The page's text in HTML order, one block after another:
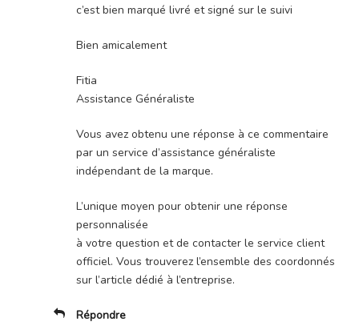
c’est bien marqué livré et signé sur le suivi
Bien amicalement
Fitia
Assistance Généraliste
Vous avez obtenu une réponse à ce commentaire
par un service d’assistance généraliste
indépendant de la marque.
L’unique moyen pour obtenir une réponse
personnalisée
à votre question et de contacter le service client
officiel. Vous trouverez l’ensemble des coordonnés
sur l’article dédié à l’entreprise.
Répondre